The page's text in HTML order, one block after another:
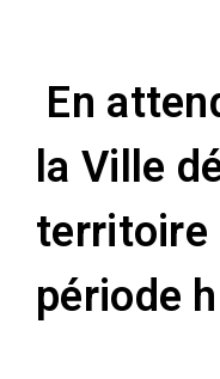
En
la Ville
territoire
période